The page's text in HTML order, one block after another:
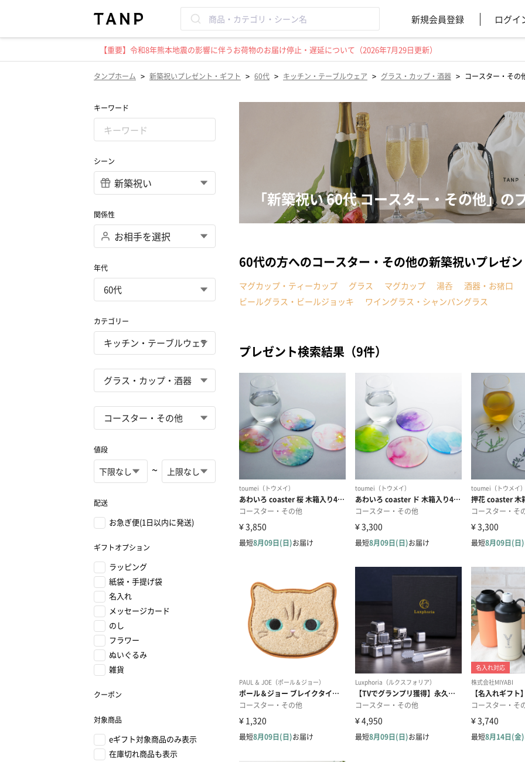
新規会員登録 ログイ
【重要】令和8年熊本地震の影響に伴うお荷物のお届け停止・遅延について（2026年7月29日更新）
タンプホーム > 新築祝いプレゼント・ギフト > 60代 > キッチン・テーブルウェア > グラス・カップ・酒器 > コースター・その
キーワード
シーン
関係性
年代
カテゴリー
値段
~
配送
お急ぎ便(1日以内に発送)
ギフトオプション
ラッピング
紙袋・手提げ袋
名入れ
メッセージカード
のし
フラワー
ぬいぐるみ
雑貨
クーポン
対象商品
eギフト対象商品のみ表示
在庫切れ商品も表示
「新築祝い 60代 コースター・その他」の
60代の方へのコースター・その他の新築祝いプレゼ
マグカップ・ティーカップ グラス マグカップ 湯呑 酒器・お猪口
ビールグラス・ビールジョッキ
ワイングラス・シャンパングラス
プレゼント検索結果（9件）